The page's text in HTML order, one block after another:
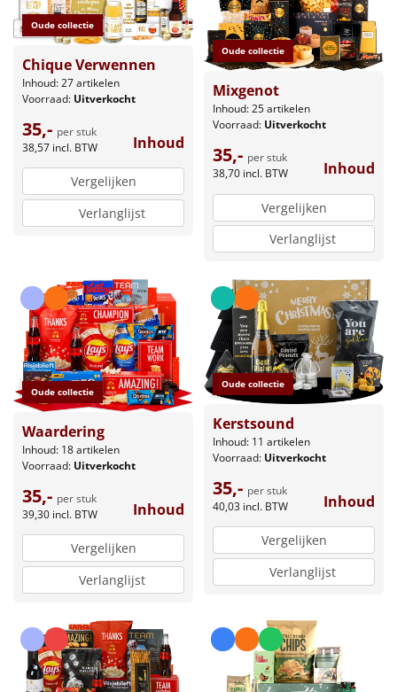
Oude collectie
Chique Verwennen
Inhoud: 27 artikelen
Voorraad: Uitverkocht
35,- per stuk
38,57 incl. BTW Inhoud
Vergelijken
Verlanglijst
Oude collectie
Mixgenot
Inhoud: 25 artikelen
Voorraad: Uitverkocht
35,- per stuk
38,70 incl. BTW Inhoud
Vergelijken
Verlanglijst
Oude collectie
Waardering
Inhoud: 18 artikelen
Voorraad: Uitverkocht
35,- per stuk
39,30 incl. BTW Inhoud
Vergelijken
Verlanglijst
Oude collectie
Kerstsound
Inhoud: 11 artikelen
Voorraad: Uitverkocht
35,- per stuk
40,03 incl. BTW Inhoud
Vergelijken
Verlanglijst